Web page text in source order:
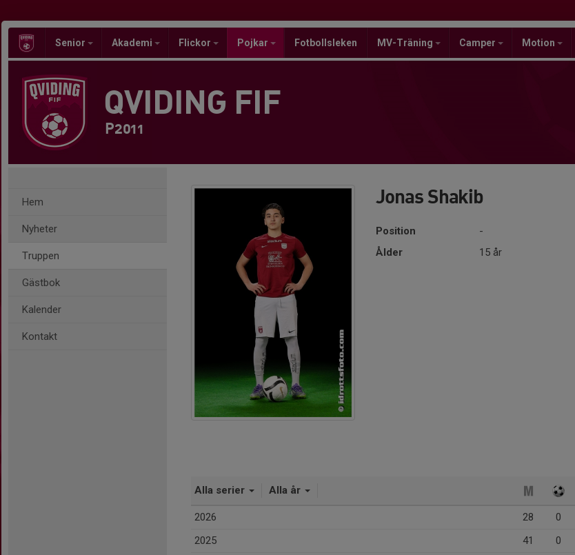
Senior Akademi Flickor Pojkar Fotbollsleken MV-Träning Camper Motion
QVIDING FIF
P2011
Hem
Nyheter
Truppen
Gästbok
Kalender
Kontakt
Jonas Shakib
Position
-
Ålder
15 år
Alla serier Alla år
2026 28 0
2025
41 0